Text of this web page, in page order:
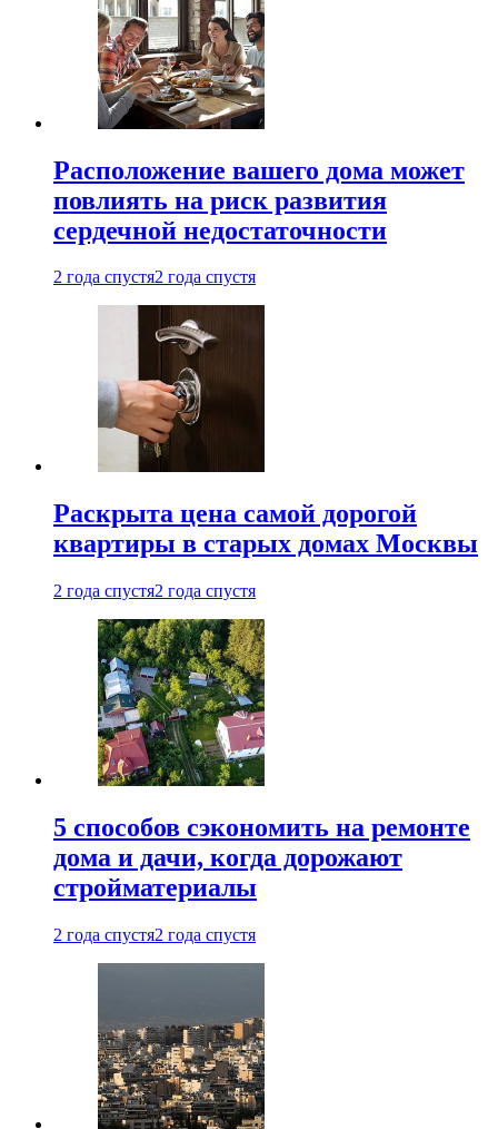
Расположение вашего дома может
повлиять на риск развития
сердечной недостаточности
2 года спустя2 года спустя
Раскрыта цена самой дорогой
квартиры в старых домах Москвы
2 года спустя2 года спустя
5 способов сэкономить на ремонте
дома и дачи, когда дорожают
стройматериалы
2 года спустя2 года спустя